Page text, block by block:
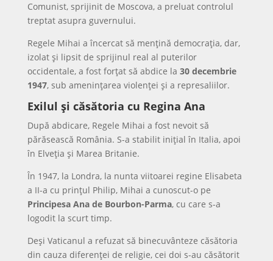
Comunist, sprijinit de Moscova, a preluat controlul
treptat asupra guvernului.
Regele Mihai a încercat să mențină democrația, dar,
izolat și lipsit de sprijinul real al puterilor
occidentale, a fost forțat să abdice la 30 decembrie
1947, sub amenințarea violenței și a represaliilor.
Exilul și căsătoria cu Regina Ana
După abdicare, Regele Mihai a fost nevoit să
părăsească România. S-a stabilit inițial în Italia, apoi
în Elveția și Marea Britanie.
În 1947, la Londra, la nunta viitoarei regine Elisabeta
a II-a cu prințul Philip, Mihai a cunoscut-o pe
Principesa Ana de Bourbon-Parma, cu care s-a
logodit la scurt timp.
Deși Vaticanul a refuzat să binecuvânteze căsătoria
din cauza diferenței de religie, cei doi s-au căsătorit